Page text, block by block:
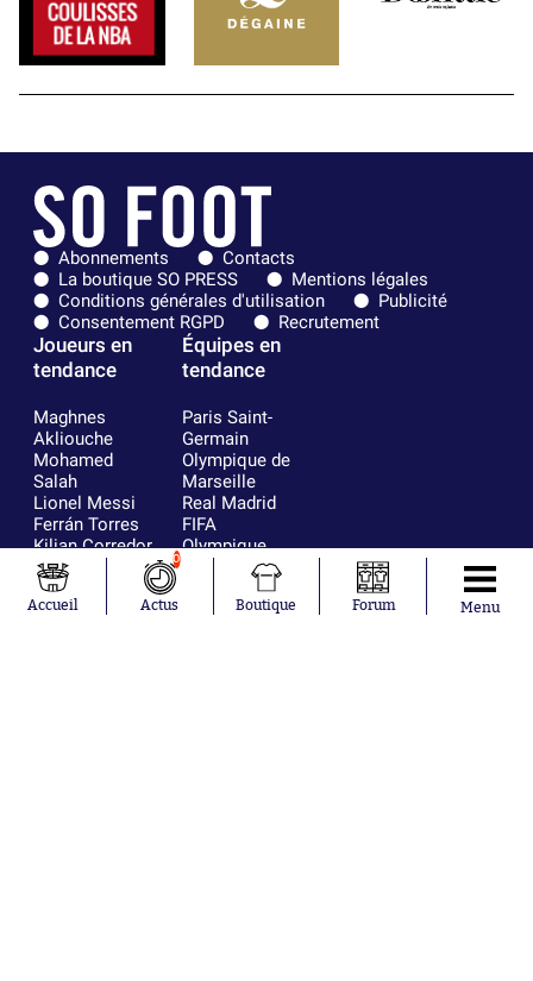
Abonnements
Contacts
La boutique SO PRESS
Mentions légales
Conditions générales d'utilisation
Publicité
Consentement RGPD
Recrutement
Joueurs en
tendance
Maghnes
Akliouche
Mohamed
Salah
Lionel Messi
Ferrán Torres
Kilian Corredor
Franco
Mastantuono
Orel Mangala
Équipes en
tendance
Paris Saint-
Germain
Olympique de
Marseille
Real Madrid
FIFA
Olympique
AS Monaco
FC Barcelone
Accueil
0
Actus Boutique Forum Menu